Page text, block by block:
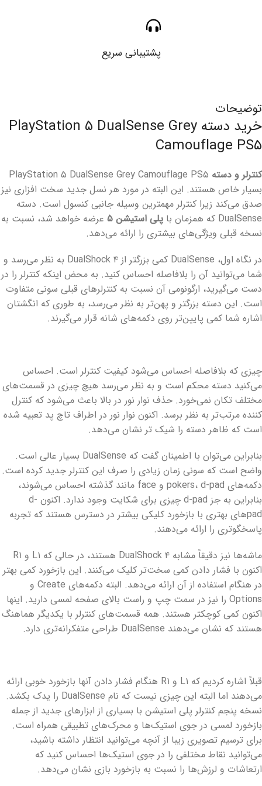
پشتیبانی سریع
توضیحات
خرید دسته PlayStation ۵ DualSense Grey
Camouflage PS۵
کنترلر و دسته PlayStation ۵ DualSense Grey Camouflage PS۵
بسیار خاص هستند. این البته در مورد هر نسل جدید سخت افزاری نیز
صدق می‌کند زیرا کنترلر مهمترین وسیله جانبی کنسول است. دسته
DualSense که همزمان با
پلی استیشن ۵
عرضه خواهد شد، نسبت به
نسخه قبلی ویژگی‌های بیشتری را ارائه می‌دهد.
در نگاه اول، DualSense کمی بزرگتر از DualShock ۴ به نظر می‌رسد و
شما می‌توانید آن را بلافاصله احساس کنید. به محض اینکه کنترلر را در
دست می‌گیرید، ارگونومی آن نسبت به کنترلرهای قبلی سونی متفاوت
است. این دسته بزرگتر و پهن‌تر به نظر می‌رسد، به طوری که انگشتان
اشاره شما کمی پایین‌تر روی دکمه‌های شانه قرار می‌گیرند.
چیزی که بلافاصله احساس می‌شود کیفیت کنترلر است. احساس
می‌کنید دسته محکم است و به نظر می‌رسد هیچ چیزی در قسمت‌های
مختلف تکان نمی‌خورد. حذف نوار نور در بالا باعث می‌شود که کنترل
‌کننده‌ مرتب‌تر به نظر برسد. اکنون نوار نور در اطراف تاچ پد تعبیه شده
است که ظاهر دسته را شیک ‌تر نشان می‌دهد.
بنابراین می‌توان با اطمینان گفت که DualSense بسیار عالی است.
واضح است که سونی زمان زیادی را صرف این کنترلر جدید کرده است.
دکمه‌های pokers، d-pad و face مانند گذشته احساس می‌شوند،
بنابراین به جز d-pad چیزی برای شکایت وجود ندارد. اکنون d-
pad‌های بهتری با بازخورد کلیکی بیشتر در دسترس هستند که تجربه
پاسخگوتری را ارائه می‌دهند.
ماشه‌ها نیز دقیقاً مشابه DualShock ۴ هستند، در حالی که L۱ و R۱
اکنون با فشار دادن کمی سخت‌تر کلیک می‌کنند. این بازخورد کمی بهتر
در هنگام استفاده از آن ارائه می‌دهد. البته دکمه‌های Create و
Options را نیز در سمت چپ و راست بالای صفحه لمسی دارید. اینها
اکنون کمی کوچکتر هستند. همه قسمت‌های کنترلر با یکدیگر هماهنگ
هستند که نشان می‌دهند DualSense طراحی متفکرانه‌تری دارد.
قبلاً اشاره کردیم که L۱ و R۱ هنگام فشار دادن آنها بازخورد خوبی ارائه
می‌دهند اما البته این چیزی نیست که نام DualSense را یدک بکشد.
نسخه پنجم کنترلر پلی استیشن با بسیاری از ابزارهای جدید از جمله
بازخورد لمسی در جوی استیک‌ها و محرک‌های تطبیقی ​​همراه است.
برای ترسیم تصویری زیبا از آنچه می‌توانید انتظار داشته باشید،
می‌توانید نقاط مختلفی را در جوی استیک‌ها احساس کنید که
ارتعاشات و لرزش‌ها را نسبت به بازخورد بازی نشان می‌دهد.